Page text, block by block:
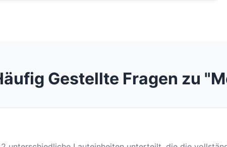
Gestellte Fragen zu